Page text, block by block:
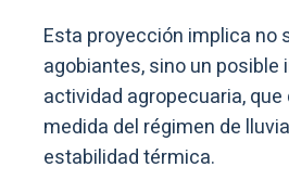
Esta proyección implica no
agobiantes, sino un posible
actividad agropecuaria,
medida del régimen de
estabilidad térmica.